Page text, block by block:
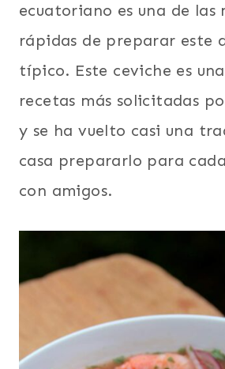
ecuatoriano es una de las
rápidas de preparar este
típico. Este ceviche es
recetas más solicitadas
y se ha vuelto casi una
casa prepararlo para
con amigos.